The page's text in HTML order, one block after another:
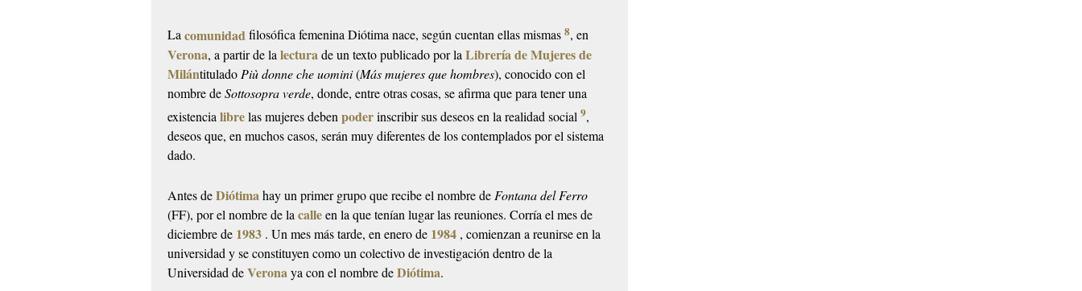
Lacomunidadfilosófica femenina Diótima nace, según cuentan ellas mismas8, en
Verona, a partir de lalecturade un texto publicado por laLibrería de Mujeres de
Milántitulado Più donne che uomini(Más mujeres que hombres), conocido con el
nombre deSottosopra verde, donde, entre otras cosas, se afirma que para tener una
existencialibrelas mujeres debenpoderinscribir sus deseos en la realidad social9,
deseos que, en muchos casos, serán muy diferentes de los contemplados por el sistema
dado.
Antes deDiótimahay un primer grupo que recibe el nombre de Fontana del Ferro
(FF), por el nombre de lacalleen la que tenían lugar las reuniones. Corría el mes de
diciembre de 1983 . Un mes más tarde, en enero de 1984 , comienzan a reunirse en la
universidad y se constituyen como un colectivo de investigación dentro de la
Universidad deVeronaya con el nombre deDiótima.